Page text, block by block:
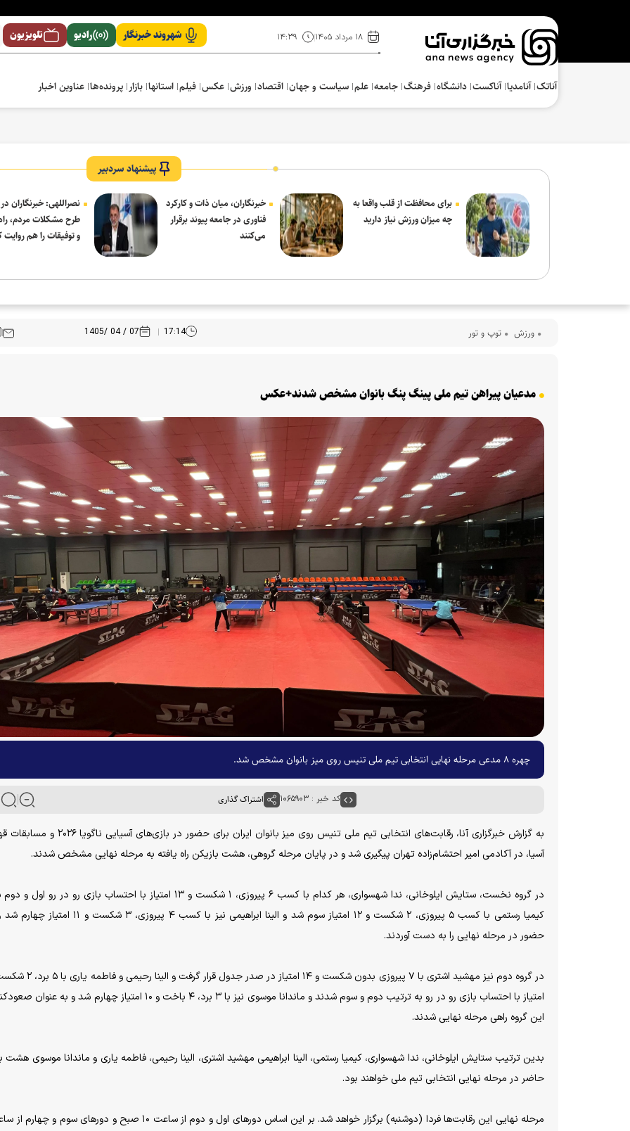
۱۸ مرداد ۱۴۰۵ ۱۴:۳۹ شهروند خبرنگار رادیو تلویزیون
آناتک آنامدیا آناکست دانشگاه فرهنگ‌ جامعه علم سیاست و جهان اقتصاد ورزش عکس فیلم استانها بازار پرونده‌ها عناوین اخبار
پیشنهاد سردبیر
برای محافظت از قلب واقعا به
چه میزان ورزش نیاز دارید
خبرنگاران، میان ذات و کارکرد
فناوری در جامعه پیوند برقرار
می‌کنند
نصراللهی: خبرنگاران در
طرح مشکلات مردم،
و توفیقات را هم روایت
ورزش توپ و تور 17:14
07 / 04 /1405
مدعیان پیراهن تیم ملی پینگ پنگ بانوان مشخص شدند+عکس
چهره ۸ مدعی مرحله نهایی انتخابی تیم ملی تنیس روی میز بانوان مشخص شد.
کد خبر : ۱۰۶۵۹۰۳ اشتراک گذاری
به گزارش خبرگزاری آنا، رقابت‌های انتخابی تیم ملی تنیس روی میز بانوان ایران برای حضور در
آسیا، در آکادمی امیر احتشام‌زاده تهران پیگیری شد و در پایان مرحله گروهی، هشت بازیکن راه یافته به مرحله نهایی مشخص شدند.
در گروه نخست، ستایش ایلوخانی، ندا شهسواری، هر کدام با کسب ۶ پیروزی، ۱ شکست و ۱۳ امتیاز با احتساب بازی رو در
کیمیا رستمی با کسب ۵ پیروزی، ۲ شکست و ۱۲ امتیاز سوم شد و الینا ابراهیمی نیز با کسب ۴ پیروزی،
حضور در مرحله نهایی را به دست آوردند.
امتیاز با احتساب بازی رو در رو به ترتیب دوم و سوم شدند و ماندانا موسوی نیز با ۳ برد، ۴ باخت و ۱۰ امتیاز چهارم شد و
این گروه راهی مرحله نهایی شدند.
بدین ترتیب ستایش ایلوخانی، ندا شهسواری، کیمیا رستمی، الینا ابراهیمی مهشید اشتری، الینا رحیمی، فاطمه یاری و ماندانا موسوی هشت
حاضر در مرحله نهایی انتخابی تیم ملی خواهند بود.